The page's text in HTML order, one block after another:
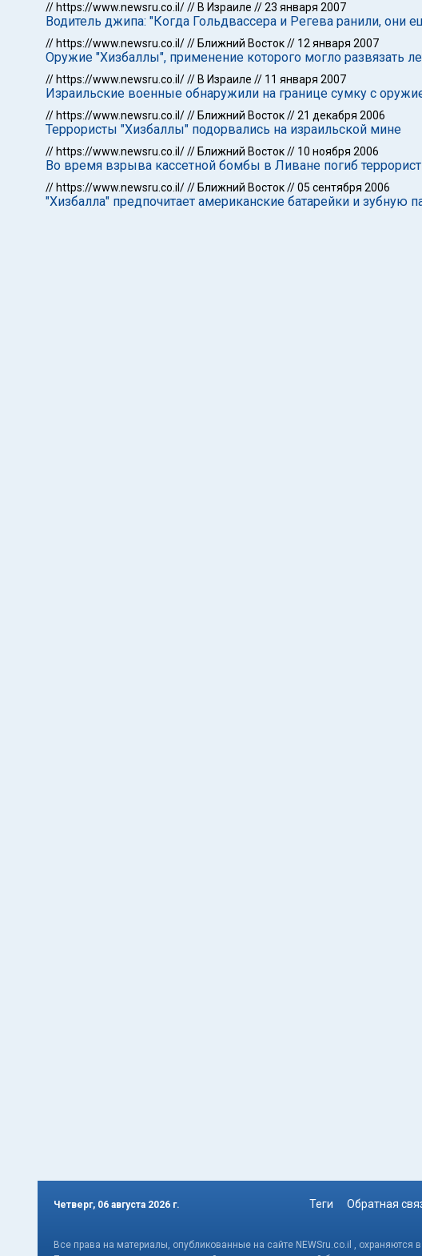
// https://www.newsru.co.il/// В Израиле //23 января 2007
Водитель джипа: "Когда Гольдвассера и Регева ранили, они
// https://www.newsru.co.il/// Ближний Восток// 12 января 2007
Оружие "Хизбаллы", применение которого могло развязать
// https://www.newsru.co.il/// В Израиле // 11 января 2007
Израильские военные обнаружили на границе сумку с
// https://www.newsru.co.il/// Ближний Восток//21 декабря 2006
Террористы "Хизбаллы" подорвались на израильской мине
// https://www.newsru.co.il/// Ближний Восток// 10 ноября 2006
Во время взрыва кассетной бомбы в Ливане погиб
// https://www.newsru.co.il/// Ближний Восток//05 сентября 2006
"Хизбалла" предпочитает американские батарейки и зубную
Четверг, 06 августа 2026 г. Теги Обратная
Все права на материалы, опубликованные на сайте NEWSru.co.il , охраняются